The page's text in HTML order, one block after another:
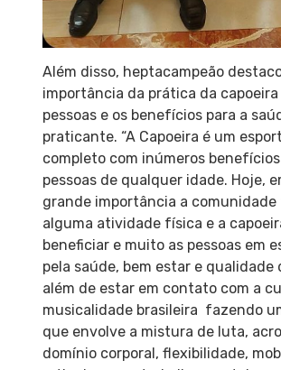
Além disso, heptacampeão
importância da prática da
pessoas e os benefícios para a
praticante. “A Capoeira é um
completo com inúmeros
pessoas de qualquer idade. Hoje,
grande importância a
alguma atividade física e a
beneficiar e muito as pessoas em
pela saúde, bem estar e qualidade
além de estar em contato com a
musicalidade brasileira fazendo
que envolve a mistura de luta,
domínio corporal, flexibilidade,